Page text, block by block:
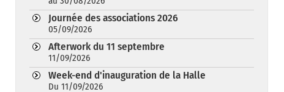
Journée des associations 2026
05/09/2026
Afterwork du 11 septembre
11/09/2026
Week-end d'inauguration de la Halle
Du 11/09/2026